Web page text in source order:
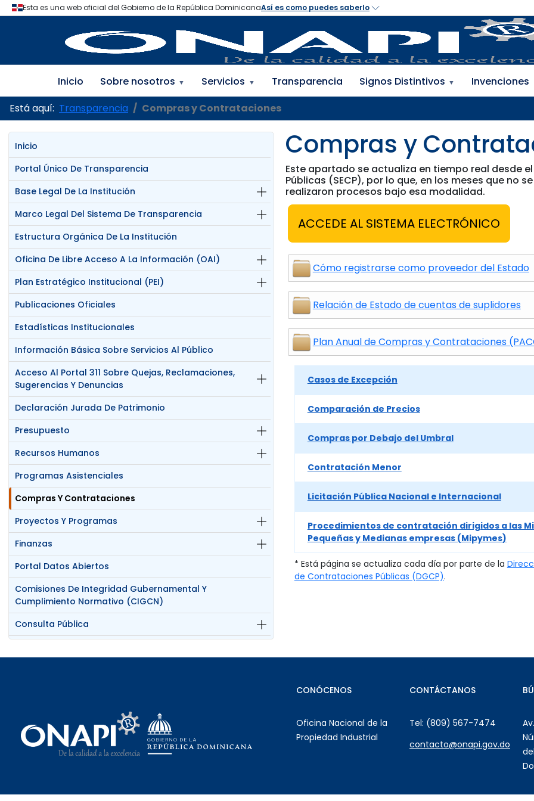
Inicio Sobre nosotros ▼ Servicios ▼ Transparencia Signos Distintivos ▼ Invenciones
Está aquí: Transparencia Compras y Contrataciones
Inicio
Portal Único De Transparencia
Base Legal De La Institución
Marco Legal Del Sistema De Transparencia
Estructura Orgánica De La Institución
Oficina De Libre Acceso A La Información (OAI)
Plan Estratégico Institucional (PEI)
Publicaciones Oficiales
Estadísticas Institucionales
Información Básica Sobre Servicios Al Público
Acceso Al Portal 311 Sobre Quejas, Reclamaciones,
Sugerencias Y Denuncias
Declaración Jurada De Patrimonio
Presupuesto
Recursos Humanos
Programas Asistenciales
Compras Y Contrataciones
Proyectos Y Programas
Finanzas
Portal Datos Abiertos
Comisiones De Integridad Gubernamental Y
Cumplimiento Normativo (CIGCN)
Consulta Pública
Compras y
Este apartado se actualiza en tiempo real desde
Públicas (SECP), por lo que, en los meses que no
realizaron procesos bajo esa modalidad.
ACCEDE AL SISTEMA ELECTRÓNICO
Cómo registrarse como proveedor del Estado
Relación de Estado de cuentas de suplidores
Plan Anual de Compras y Contrataciones
Casos de Excepción
Comparación de Precios
Compras por Debajo del Umbral
Contratación Menor
Licitación Pública Nacional e Internacional
Procedimientos de contratación dirigidos a las
Pequeñas y Medianas empresas (Mipymes)
* Está página se actualiza cada día por parte de la
de Contrataciones Públicas (DGCP).
CONÓCENOS
Oficina Nacional de la
Propiedad Industrial
CONTÁCTANOS
Tel: (809) 567-7474
contacto@onapi.gov.do